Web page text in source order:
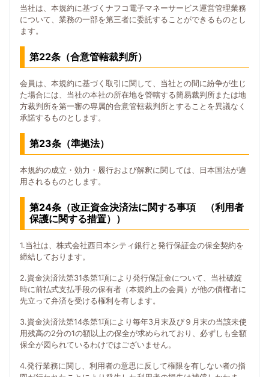
当社は、本規約に基づくナフコ電子マネーサービス運営管理業務
について、業務の一部を第三者に委託することができるものとし
ます。
第22条（合意管轄裁判所）
会員は、本規約に基づく取引に関して、当社との間に紛争が生じ
た場合には、当社の本社の所在地を管轄する簡易裁判所または地
方裁判所を第一審の専属的合意管轄裁判所とすることを異議なく
承諾するものとします。
第23条（準拠法）
本規約の成立・効力・履行および解釈に関しては、日本国法が適
用されるものとします。
第24条（改正資金決済法に関する事項 （利用者
保護に関する措置））
1.当社は、株式会社西日本シティ銀行と発行保証金の保全契約を
締結しております。
2.資金決済法第31条第1項により発行保証金について、当社破綻
時に前払式支払手段の保有者（本規約上の会員）が他の債権者に
先立って弁済を受ける権利を有します。
3.資金決済法第14条第1項により毎年3月末及び９月末の当該未使
用残高の2分の1の額以上の保全が求められており、必ずしも全額
保全が図られているわけではございません。
4.発行業務に関し、利用者の意思に反して権限を有しない者の指